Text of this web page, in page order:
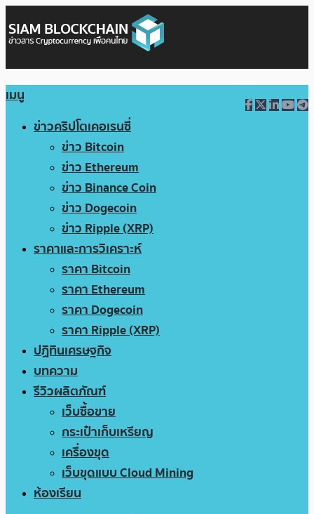
เมนู
ข่าวคริปโตเคอเรนซี่
ข่าว Bitcoin
ข่าว Ethereum
ข่าว Binance Coin
ข่าว Dogecoin
ข่าว Ripple (XRP)
ราคาและการวิเคราะห์
ราคา Bitcoin
ราคา Ethereum
ราคา Dogecoin
ราคา Ripple (XRP)
ปฏิทินเศรษฐกิจ
บทความ
รีวิวผลิตภัณฑ์
เว็บซื้อขาย
กระเป๋าเก็บเหรียญ
เครื่องขุด
เว็บขุดแบบ Cloud Mining
ห้องเรียน